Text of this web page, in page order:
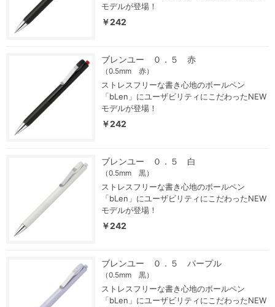
モデルが登場！
￥242
ブレンユー ０．５ 赤
（0.5mm 赤）
ストレスフリーな書き心地のボールペン
「bLen」にユーザビリティにこだわったNEW
モデルが登場！
￥242
ブレンユー ０．５ 白
（0.5mm 黒）
ストレスフリーな書き心地のボールペン
「bLen」にユーザビリティにこだわったNEW
モデルが登場！
￥242
ブレンユー ０．５ パープル
（0.5mm 黒）
ストレスフリーな書き心地のボールペン
「bLen」にユーザビリティにこだわったNEW